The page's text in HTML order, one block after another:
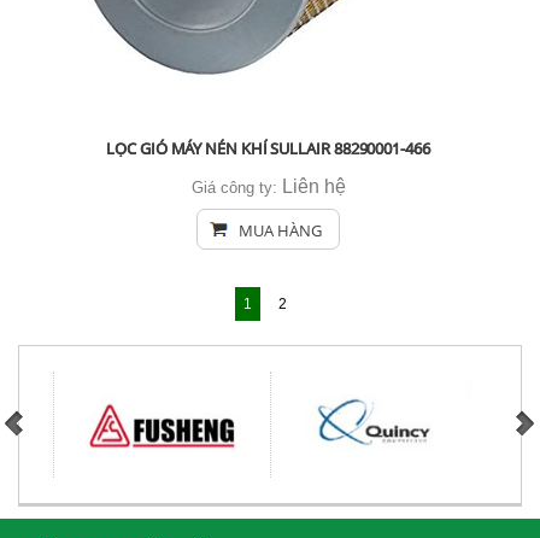
LỌC GIÓ MÁY NÉN KHÍ SULLAIR 88290001-466
Giá công ty: Liên hệ
MUA HÀNG
1 2